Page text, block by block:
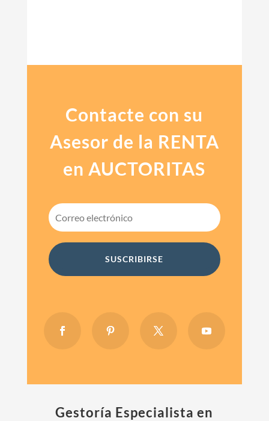
Contacte con su
Asesor de la RENTA
en AUCTORITAS
SUSCRIBIRSE
Gestoría Especialista en